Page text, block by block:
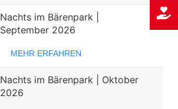
Nachts im Bärenpark |
September 2026
MEHR ERFAHREN
Nachts im Bärenpark | Oktober
2026